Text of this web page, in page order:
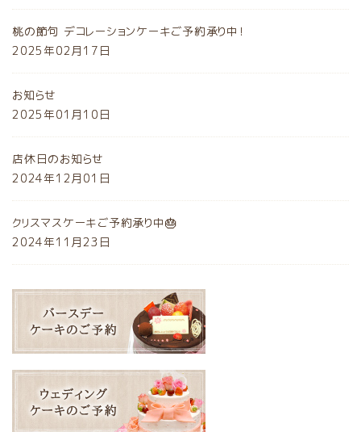
桃の節句 デコレーションケーキご予約承り中！
2025年02月17日
お知らせ
2025年01月10日
店休日のお知らせ
2024年12月01日
クリスマスケーキご予約承り中🎂
2024年11月23日